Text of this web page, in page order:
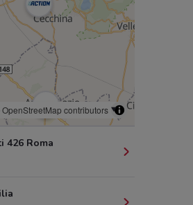
contributors
426 Roma